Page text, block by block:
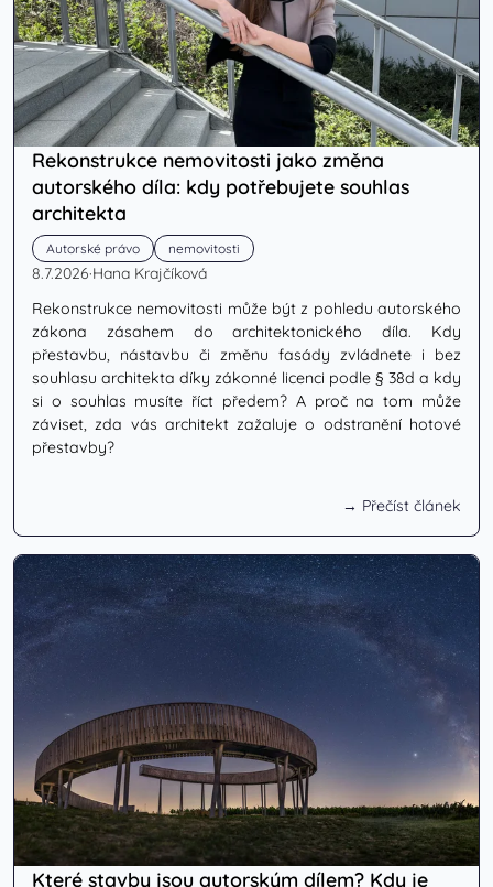
Rekonstrukce nemovitosti jako změna
autorského díla: kdy potřebujete souhlas
architekta
Autorské právo nemovitosti
8.7.2026·Hana Krajčíková
Rekonstrukce nemovitosti může být z pohledu autorského
zákona zásahem do architektonického díla. Kdy
přestavbu, nástavbu či změnu fasády zvládnete i bez
souhlasu architekta díky zákonné licenci podle § 38d a kdy
si o souhlas musíte říct předem? A proč na tom může
záviset, zda vás architekt zažaluje o odstranění hotové
přestavby?
→ Přečíst článek
Které stavby jsou autorským dílem? Kdy je